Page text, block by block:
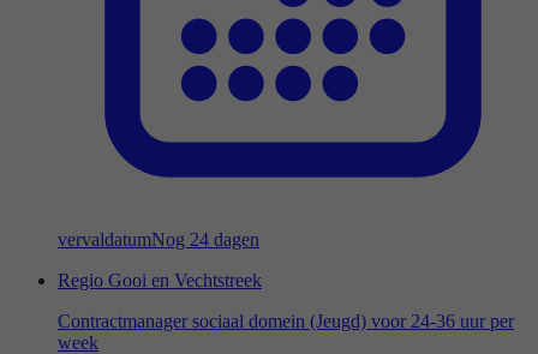
vervaldatumNog 24 dagen
Regio Gooi en Vechtstreek
Contractmanager sociaal domein (Jeugd) voor 24-36 uur per
week